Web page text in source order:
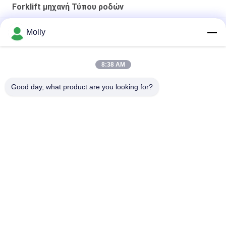
με μετασχηματιστές
CHINT, διακόπτες και
Forklift μηχανή Τύπου ροδών
TP 250 Βιομηχανικό ανελκυστήρα
Βιομηχανική Forklift μηχανή Τύπου ελαστικών αυτοκινήτου
Μηχανή πίεσης ελαστικών φορτηγίδων βαρέων
Molly
8:38 AM
Good day, what product are you looking for?